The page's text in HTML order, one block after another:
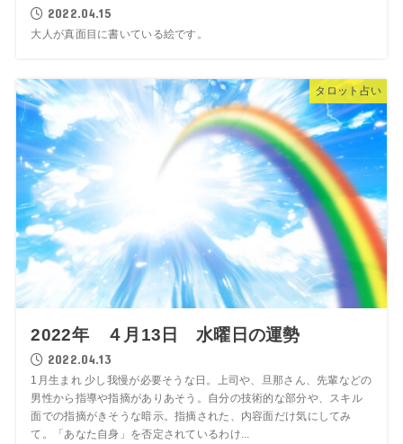
2022.04.15
大人が真面目に書いている絵です。
タロット占い
2022年 ４月13日 水曜日の運勢
2022.04.13
1月生まれ 少し我慢が必要そうな日。上司や、旦那さん、先輩などの
男性から指導や指摘がありあそう。自分の技術的な部分や、スキル
面での指摘がきそうな暗示。指摘された、内容面だけ気にしてみ
て。「あなた自身」を否定されているわけ...